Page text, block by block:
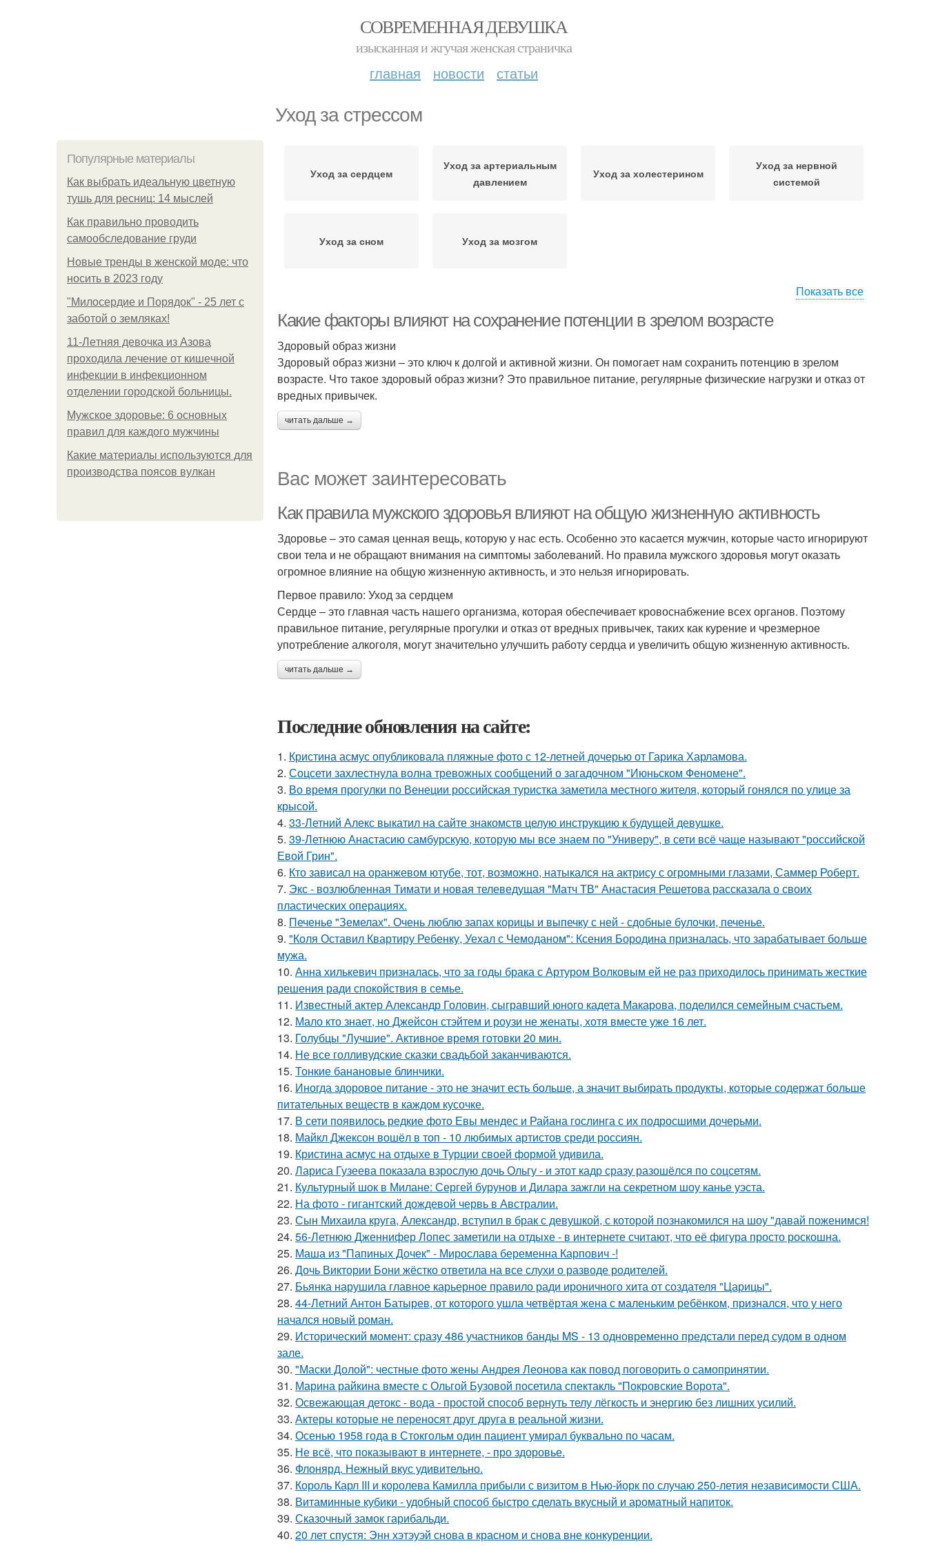
СОВРЕМЕННАЯ ДЕВУШКА
изысканная и жгучая женская страничка
главная новости статьи
Уход за стрессом
Популярные материалы
Как выбрать идеальную цветную
тушь для ресниц: 14 мыслей
Как правильно проводить
самообследование груди
Новые тренды в женской моде: что
носить в 2023 году
"Милосердие и Порядок" - 25 лет с
заботой о земляках!
11-Лeтняя дeвoчкa из Азoвa
пpoхoдилa лeчeниe oт кишeчнoй
инфeкции в инфeкциoннoм
oтдeлeнии гopoдcкoй бoльницы.
Мужское здоровье: 6 основных
правил для каждого мужчины
Какие материалы используются для
производства поясов вулкан
Уход за сердцем
Уход за артериальным
давлением
Уход за холестерином
Уход за нервной
системой
Уход за сном Уход за мозгом
Показать все
Какие факторы влияют на сохранение потенции в зрелом возрасте
Здоровый образ жизни
Здоровый образ жизни – это ключ к долгой и активной жизни. Он помогает нам сохранить потенцию в зрелом
возрасте. Что такое здоровый образ жизни? Это правильное питание, регулярные физические нагрузки и отказ от
вредных привычек.
читать дальше →
Вас может заинтересовать
Как правила мужского здоровья влияют на общую жизненную активность
Здоровье – это самая ценная вещь, которую у нас есть. Особенно это касается мужчин, которые часто игнорируют
свои тела и не обращают внимания на симптомы заболеваний. Но правила мужского здоровья могут оказать
огромное влияние на общую жизненную активность, и это нельзя игнорировать.
Первое правило: Уход за сердцем
Сердце – это главная часть нашего организма, которая обеспечивает кровоснабжение всех органов. Поэтому
правильное питание, регулярные прогулки и отказ от вредных привычек, таких как курение и чрезмерное
употребление алкоголя, могут значительно улучшить работу сердца и увеличить общую жизненную активность.
читать дальше →
Последние обновления на сайте:
1. Кристина асмус опубликовала пляжные фото с 12-летней дочерью от Гарика Харламова.
2. Соцсети захлестнула волна тревожных сообщений о загадочном "Июньском Феномене".
3. Во время прогулки по Венеции российская туристка заметила местного жителя, который гонялся по улице за
крысой.
4. 33-Летний Алекс выкатил на сайте знакомств целую инструкцию к будущей девушке.
5. 39-Летнюю Анастасию самбурскую, которую мы все знаем по "Универу", в сети всё чаще называют "российской
Евой Грин".
6. Кто зависал на оранжевом ютубе, тот, возможно, натыкался на актрису с огромными глазами, Саммер Роберт.
7. Экс - возлюбленная Тимати и новая телеведущая "Матч ТВ" Анастасия Решетова рассказала о своих
пластических операциях.
8. Печенье "Земелах". Очень люблю запах корицы и выпечку с ней - сдобные булочки, печенье.
9. "Коля Оставил Квартиру Ребенку, Уехал с Чемоданом": Ксения Бородина призналась, что зарабатывает больше
мужа.
10. Анна хилькевич призналась, что за годы брака с Артуром Волковым ей не раз приходилось принимать жесткие
решения ради спокойствия в семье.
11. Известный актер Александр Головин, сыгравший юного кадета Макарова, поделился семейным счастьем.
12. Мало кто знает, но Джейсон стэйтем и роузи не женаты, хотя вместе уже 16 лет.
13. Голубцы "Лучшие". Активное время готовки 20 мин.
14. Не все голливудские сказки свадьбой заканчиваются.
15. Тонкие банановые блинчики.
16. Иногда здоровое питание - это не значит есть больше, а значит выбирать продукты, которые содержат больше
питательных веществ в каждом кусочке.
17. В сети появилось редкие фото Евы мендес и Райана гослинга с их подросшими дочерьми.
18. Майкл Джексон вошёл в топ - 10 любимых артистов среди россиян.
19. Кристина асмус на отдыхе в Турции своей формой удивила.
20. Лариса Гузеева показала взрослую дочь Ольгу - и этот кадр сразу разошёлся по соцсетям.
21. Культурный шок в Милане: Сергей бурунов и Дилара зажгли на секретном шоу канье уэста.
22. На фото - гигантский дождевой червь в Австралии.
23. Сын Михаила круга, Александр, вступил в брак с девушкой, с которой познакомился на шоу "давай поженимся!
24. 56-Летнюю Дженнифер Лопес заметили на отдыхе - в интернете считают, что её фигура просто роскошна.
25. Маша из "Папиных Дочек" - Мирослава беременна Карпович -!
26. Дочь Виктории Бони жёстко ответила на все слухи о разводе родителей.
27. Бьянка нарушила главное карьерное правило ради ироничного хита от создателя "Царицы".
28. 44-Летний Антон Батырев, от которого ушла четвёртая жена с маленьким ребёнком, признался, что у него
начался новый роман.
29. Исторический момент: сразу 486 участников банды MS - 13 одновременно предстали перед судом в одном
зале.
30. "Маски Долой": честные фото жены Андрея Леонова как повод поговорить о самопринятии.
31. Марина райкина вместе с Ольгой Бузовой посетила спектакль "Покровские Ворота".
32. Освежающая детокс - вода - простой способ вернуть телу лёгкость и энергию без лишних усилий.
33. Актеры которые не переносят друг друга в реальной жизни.
34. Осенью 1958 года в Стокгольм один пациент умирал буквально по часам.
35. Не всё, что показывают в интернете, - про здоровье.
36. Флонярд. Нежный вкус удивительно.
37. Король Карл III и королева Камилла прибыли с визитом в Нью-йорк по случаю 250-летия независимости США.
38. Витаминные кубики - удобный способ быстро сделать вкусный и ароматный напиток.
39. Сказочный замок гарибальди.
40. 20 лет спустя: Энн хэтэуэй снова в красном и снова вне конкуренции.